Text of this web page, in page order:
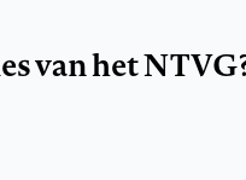
van het